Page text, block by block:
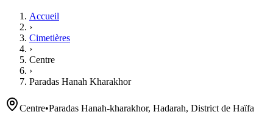
Accueil
›
Cimetières
›
Centre
›
Paradas Hanah Kharakhor
Centre•Paradas Hanah-kharakhor, Hadarah, District de Haïfa